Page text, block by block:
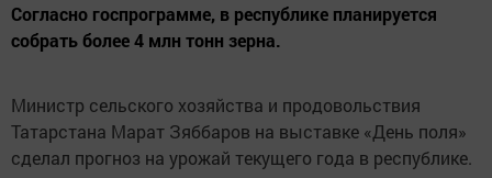
Согласно госпрограмме, в республике планируется
собрать более 4 млн тонн зерна.
Министр сельского хозяйства и продовольствия
Татарстана Марат Зяббаров на выставке «День поля»
сделал прогноз на урожай текущего года в республике.